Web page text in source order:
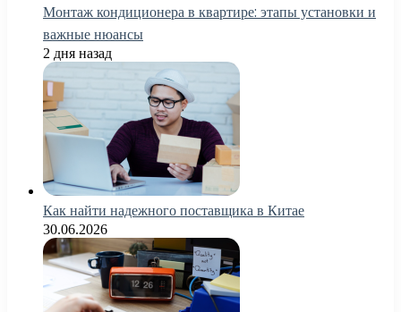
Монтаж кондиционера в квартире: этапы установки и
важные нюансы
2 дня назад
Как найти надежного поставщика в Китае
30.06.2026